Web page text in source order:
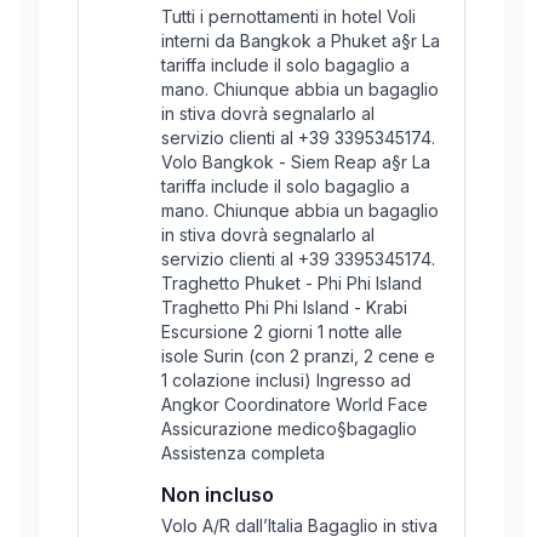
Tutti i pernottamenti in hotel Voli
interni da Bangkok a Phuket a§r La
tariffa include il solo bagaglio a
mano. Chiunque abbia un bagaglio
in stiva dovrà segnalarlo al
servizio clienti al +39 3395345174.
Volo Bangkok - Siem Reap a§r La
tariffa include il solo bagaglio a
mano. Chiunque abbia un bagaglio
in stiva dovrà segnalarlo al
servizio clienti al +39 3395345174.
Traghetto Phuket - Phi Phi Island
Traghetto Phi Phi Island - Krabi
Escursione 2 giorni 1 notte alle
isole Surin (con 2 pranzi, 2 cene e
1 colazione inclusi) Ingresso ad
Angkor Coordinatore World Face
Assicurazione medico§bagaglio
Assistenza completa
Non incluso
Volo A/R dall’Italia Bagaglio in stiva